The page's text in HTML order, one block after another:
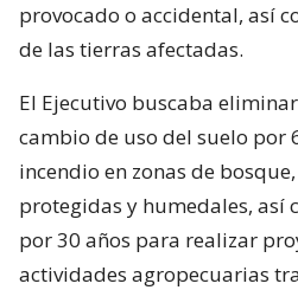
provocado o accidental, así
de las tierras afectadas.
El Ejecutivo buscaba
cambio de uso del suelo por
incendio en zonas de
protegidas y humedales, así
por 30 años para realizar
actividades agropecuarias